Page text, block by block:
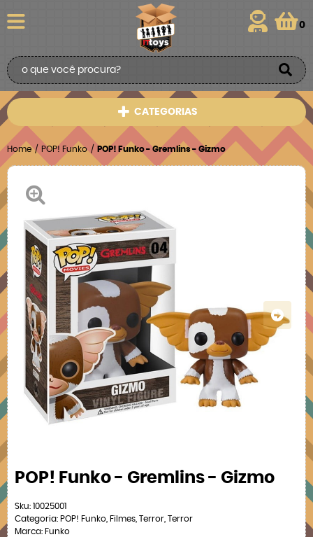
0
CATEGORIAS
Home POP! Funko POP! Funko - Gremlins - Gizmo
POP! Funko - Gremlins - Gizmo
Sku: 10025001
Categoria: POP! Funko Filmes Terror
Terror
Marca: Funko